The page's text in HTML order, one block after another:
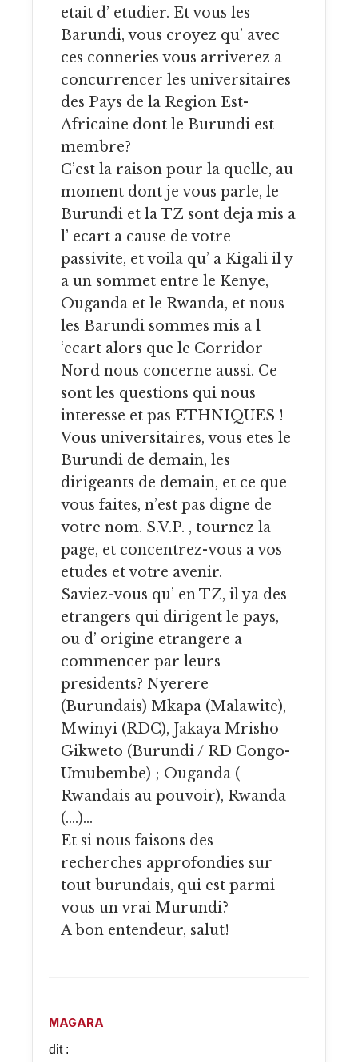
etait d’ etudier. Et vous les
Barundi, vous croyez qu’ avec
ces conneries vous arriverez a
concurrencer les universitaires
des Pays de la Region Est-
Africaine dont le Burundi est
membre?
C’est la raison pour la quelle, au
moment dont je vous parle, le
Burundi et la TZ sont deja mis a
l’ ecart a cause de votre
passivite, et voila qu’ a Kigali il y
a un sommet entre le Kenye,
Ouganda et le Rwanda, et nous
les Barundi sommes mis a l
‘ecart alors que le Corridor
Nord nous concerne aussi. Ce
sont les questions qui nous
interesse et pas ETHNIQUES !
Vous universitaires, vous etes le
Burundi de demain, les
dirigeants de demain, et ce que
vous faites, n’est pas digne de
votre nom. S.V.P. , tournez la
page, et concentrez-vous a vos
etudes et votre avenir.
Saviez-vous qu’ en TZ, il ya des
etrangers qui dirigent le pays,
ou d’ origine etrangere a
commencer par leurs
presidents? Nyerere
(Burundais) Mkapa (Malawite),
Mwinyi (RDC), Jakaya Mrisho
Gikweto (Burundi / RD Congo-
Umubembe) ; Ouganda (
Rwandais au pouvoir), Rwanda
(….)…
Et si nous faisons des
recherches approfondies sur
tout burundais, qui est parmi
vous un vrai Murundi?
A bon entendeur, salut!
MAGARA
dit :